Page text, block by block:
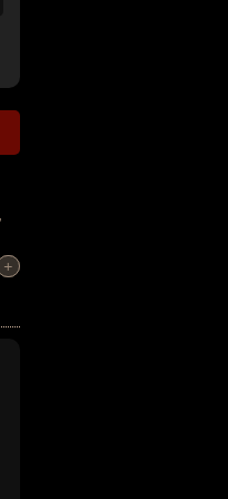
+
+